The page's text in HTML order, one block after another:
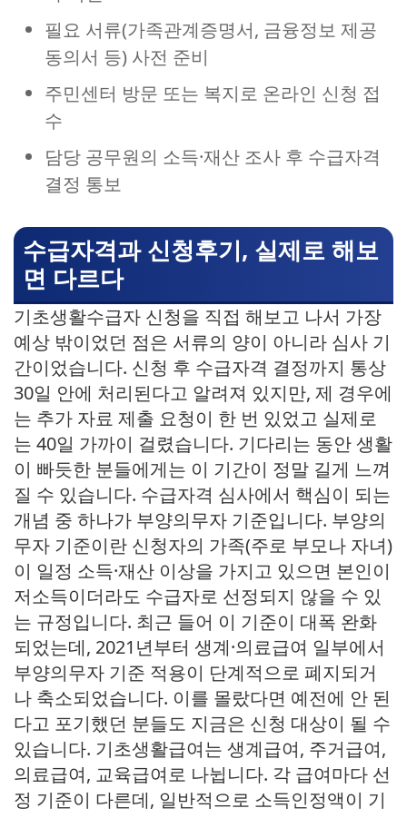
필요 서류(가족관계증명서, 금융정보 제공
동의서 등) 사전 준비
주민센터 방문 또는 복지로 온라인 신청 접
수
담당 공무원의 소득·재산 조사 후 수급자격
결정 통보
수급자격과 신청후기, 실제로 해보
면 다르다
기초생활수급자 신청을 직접 해보고 나서 가장
예상 밖이었던 점은 서류의 양이 아니라 심사 기
간이었습니다. 신청 후 수급자격 결정까지 통상
30일 안에 처리된다고 알려져 있지만, 제 경우에
는 추가 자료 제출 요청이 한 번 있었고 실제로
는 40일 가까이 걸렸습니다. 기다리는 동안 생활
이 빠듯한 분들에게는 이 기간이 정말 길게 느껴
질 수 있습니다. 수급자격 심사에서 핵심이 되는
개념 중 하나가 부양의무자 기준입니다. 부양의
무자 기준이란 신청자의 가족(주로 부모나 자녀)
이 일정 소득·재산 이상을 가지고 있으면 본인이
저소득이더라도 수급자로 선정되지 않을 수 있
는 규정입니다. 최근 들어 이 기준이 대폭 완화
되었는데, 2021년부터 생계·의료급여 일부에서
부양의무자 기준 적용이 단계적으로 폐지되거
나 축소되었습니다. 이를 몰랐다면 예전에 안 된
다고 포기했던 분들도 지금은 신청 대상이 될 수
있습니다. 기초생활급여는 생계급여, 주거급여,
의료급여, 교육급여로 나뉩니다. 각 급여마다 선
정 기준이 다른데, 일반적으로 소득인정액이 기